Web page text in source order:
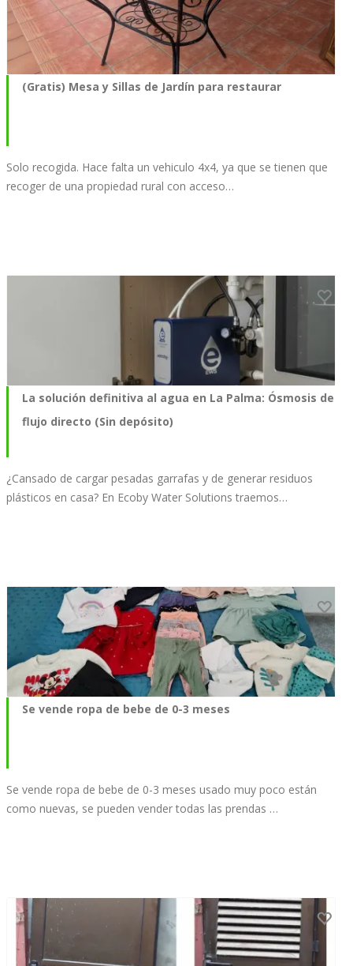
(Gratis) Mesa y Sillas de Jardín para restaurar
Solo recogida. Hace falta un vehiculo 4x4, ya que se tienen que
recoger de una propiedad rural con acceso…
La solución definitiva al agua en La Palma: Ósmosis de
flujo directo (Sin depósito)
¿Cansado de cargar pesadas garrafas y de generar residuos
plásticos en casa? En Ecoby Water Solutions traemos…
Se vende ropa de bebe de 0-3 meses
Se vende ropa de bebe de 0-3 meses usado muy poco están
como nuevas, se pueden vender todas las prendas …